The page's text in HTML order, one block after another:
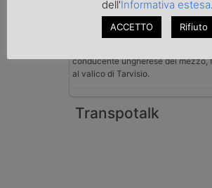
contrabbando, dichiarata come
nei documenti di trasporto, e
l'autoarticolato utilizzato.
conducente ungherese del mezzo,
al valico di Tarvisio.
Transpotalk
dell'Informativa estesa.
ACCETTO Rifiuto